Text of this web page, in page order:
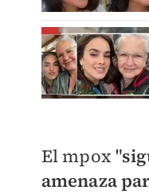
El mpox "
amenaza